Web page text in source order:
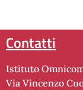
contatti
Istituto
Via Vincenzo